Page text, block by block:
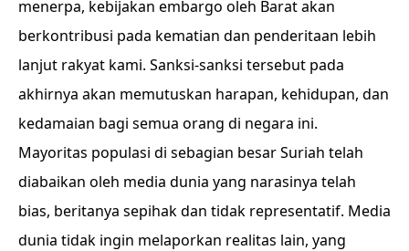
menerpa, kebijakan embargo oleh Barat akan
berkontribusi pada kematian dan penderitaan lebih
lanjut rakyat kami. Sanksi-sanksi tersebut pada
akhirnya akan memutuskan harapan, kehidupan, dan
kedamaian bagi semua orang di negara ini.
Mayoritas populasi di sebagian besar Suriah telah
diabaikan oleh media dunia yang narasinya telah
bias, beritanya sepihak dan tidak representatif. Media
dunia tidak ingin melaporkan realitas lain, yang